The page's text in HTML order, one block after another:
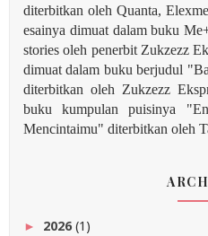
diterbitkan oleh Quanta,
esainya dimuat dalam buku
stories oleh penerbit Zukzezz
dimuat dalam buku berjudul
diterbitkan oleh Zukzezz
buku kumpulan puisinya
Mencintaimu" diterbitkan oleh
► 2026(1)